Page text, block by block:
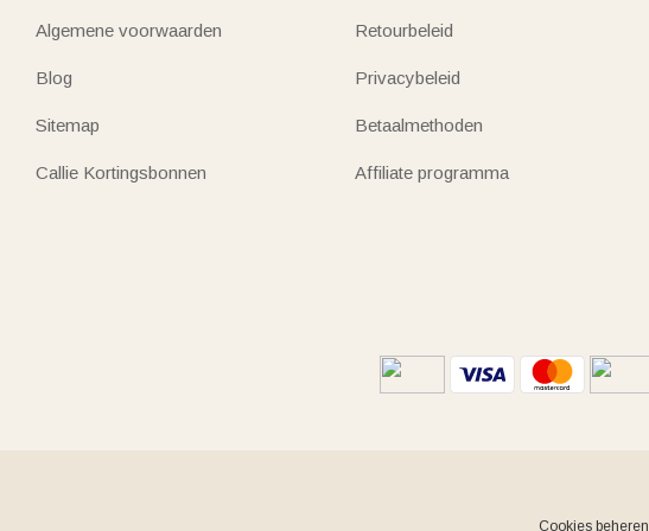
Algemene voorwaarden
Blog
Sitemap
Callie Kortingsbonnen
Retourbeleid
Privacybeleid
Betaalmethoden
Affiliate programma
Cookies beheren